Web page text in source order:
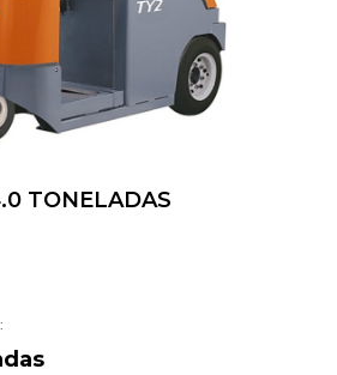
TONELADAS